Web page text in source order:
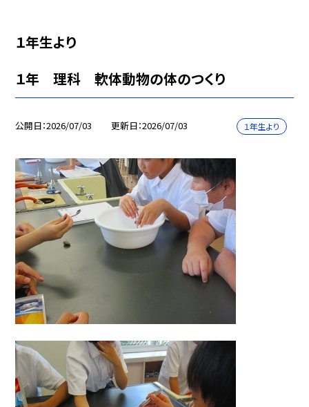
１年生より
１年 理科 軟体動物の体のつくり
公開日 2026/07/03 更新日 2026/07/03 １年生より